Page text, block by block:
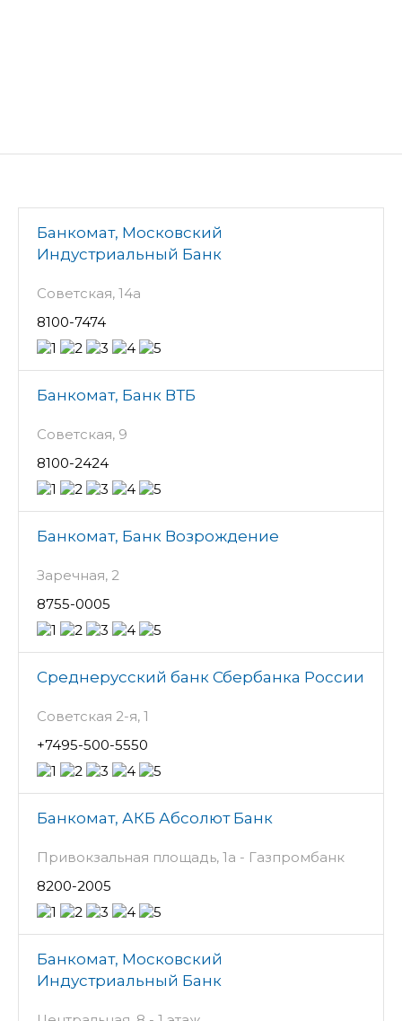
Банкомат, Московский
Индустриальный Банк
Советская, 14а
8100-7474
Банкомат, Банк ВТБ
Советская, 9
8100-2424
Банкомат, Банк Возрождение
Заречная, 2
8755-0005
Среднерусский банк Сбербанка России
Советская 2-я, 1
+7495-500-5550
Банкомат, АКБ Абсолют Банк
Привокзальная площадь, 1а - Газпромбанк
8200-2005
Банкомат, Московский
Индустриальный Банк